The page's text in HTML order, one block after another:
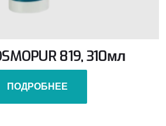
819, 310мл
ПОДРОБНЕЕ